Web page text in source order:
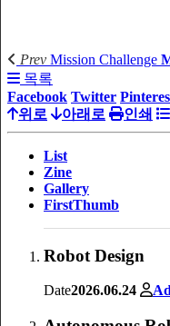
Prev Mission Challenge
목록
Facebook Twitter
위로
아래로 인쇄
List
Zine
Gallery
FirstThumb
Robot Design
Date2026.06.24